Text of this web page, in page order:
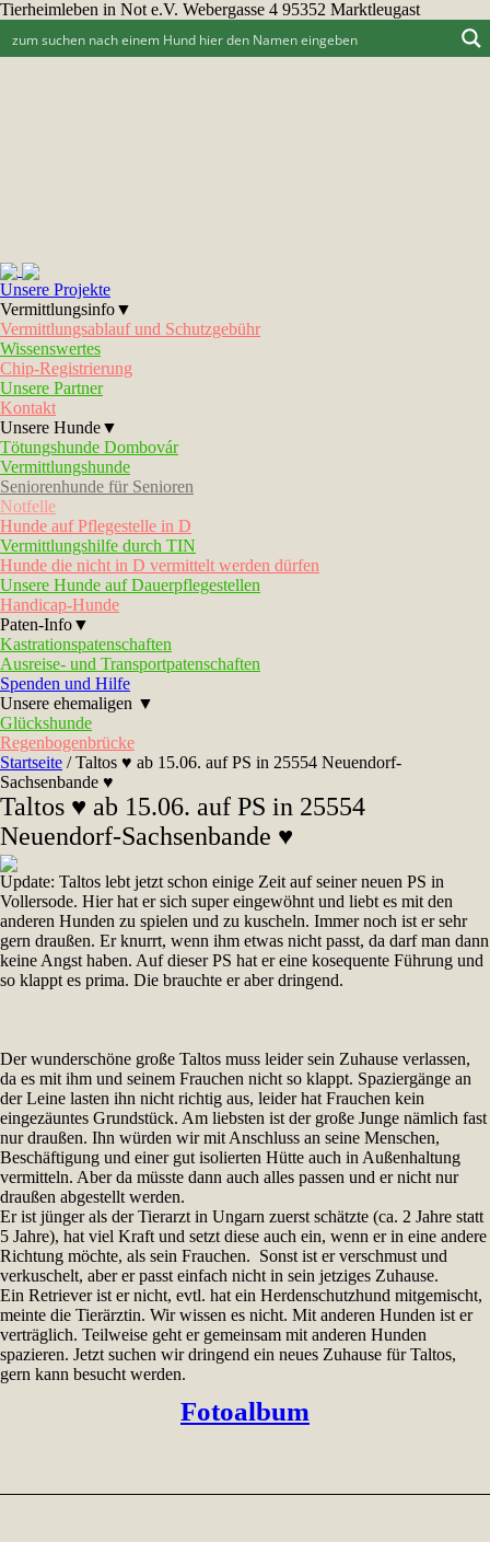
Tierheimleben in Not e.V. Webergasse 4 95352 Marktleugast
Unsere Projekte
Vermittlungsinfo▼
Vermittlungsablauf und Schutzgebühr
Wissenswertes
Chip-Registrierung
Unsere Partner
Kontakt
Unsere Hunde▼
Tötungshunde Dombovár
Vermittlungshunde
Seniorenhunde für Senioren
Notfelle
Hunde auf Pflegestelle in D
Vermittlungshilfe durch TIN
Hunde die nicht in D vermittelt werden dürfen
Unsere Hunde auf Dauerpflegestellen
Handicap-Hunde
Paten-Info▼
Kastrationspatenschaften
Ausreise- und Transportpatenschaften
Spenden und Hilfe
Unsere ehemaligen ▼
Glückshunde
Regenbogenbrücke
Startseite /Taltos ♥ ab 15.06. auf PS in 25554 Neuendorf-
Sachsenbande ♥
Taltos ♥ ab 15.06. auf PS in 25554
Neuendorf-Sachsenbande ♥
Update: Taltos lebt jetzt schon einige Zeit auf seiner neuen PS in
Vollersode. Hier hat er sich super eingewöhnt und liebt es mit den
anderen Hunden zu spielen und zu kuscheln. Immer noch ist er sehr
gern draußen. Er knurrt, wenn ihm etwas nicht passt, da darf man dann
keine Angst haben. Auf dieser PS hat er eine kosequente Führung und
so klappt es prima. Die brauchte er aber dringend.
Der wunderschöne große Taltos muss leider sein Zuhause verlassen,
da es mit ihm und seinem Frauchen nicht so klappt. Spaziergänge an
der Leine lasten ihn nicht richtig aus, leider hat Frauchen kein
eingezäuntes Grundstück. Am liebsten ist der große Junge nämlich fast
nur draußen. Ihn würden wir mit Anschluss an seine Menschen,
Beschäftigung und einer gut isolierten Hütte auch in Außenhaltung
vermitteln. Aber da müsste dann auch alles passen und er nicht nur
draußen abgestellt werden.
Er ist jünger als der Tierarzt in Ungarn zuerst schätzte (ca. 2 Jahre statt
5 Jahre), hat viel Kraft und setzt diese auch ein, wenn er in eine andere
Richtung möchte, als sein Frauchen. Sonst ist er verschmust und
verkuschelt, aber er passt einfach nicht in sein jetziges Zuhause.
Ein Retriever ist er nicht, evtl. hat ein Herdenschutzhund mitgemischt,
meinte die Tierärztin. Wir wissen es nicht. Mit anderen Hunden ist er
verträglich. Teilweise geht er gemeinsam mit anderen Hunden
spazieren. Jetzt suchen wir dringend ein neues Zuhause für Taltos,
gern kann besucht werden.
Fotoalbum